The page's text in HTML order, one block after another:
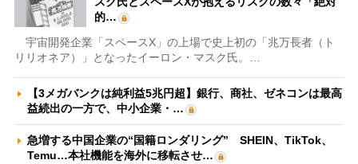
的…
宇宙開発企業「スペースX」の上場で史上初の「兆万長者（ト
リリオネア）」となったイーロン・マスク氏。…
【3メガバンクは純利益5兆円超】銀行、商社、ゼネコンは最高
益続出の一方で、中小企業・…
急増する中国企業の“国籍ロンダリング” SHEIN、TikTok、
Temu…本社機能を海外に移転させ…